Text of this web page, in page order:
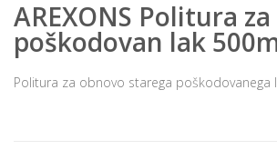
AREXONS Politura za
poškodovan lak
Politura za obnovo starega poškodovanega